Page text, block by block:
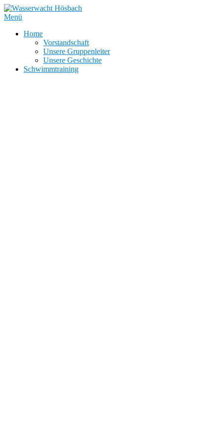
Zum
Inhalt
Menü
Home
Vorstandschaft
Unsere Gruppenleiter
Unsere Geschichte
Schwimmtraining